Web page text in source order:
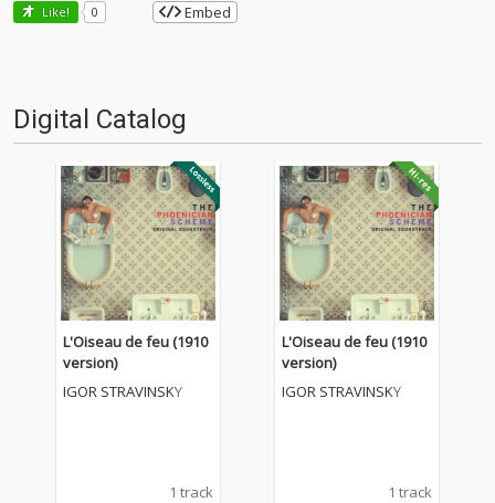
Like! 0 Embed
Digital Catalog
L'Oiseau de feu (1910
version)
IGOR STRAVINSKY
1 track
L'Oiseau de feu (1910
version)
IGOR STRAVINSKY
1 track